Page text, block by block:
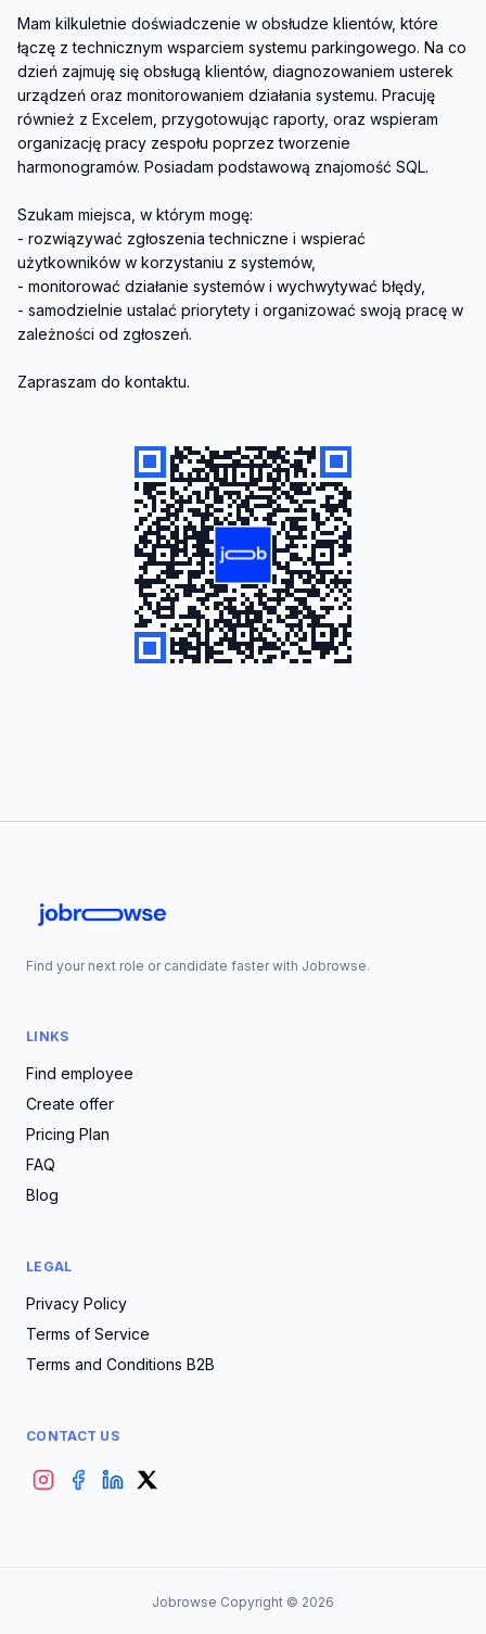
Mam kilkuletnie doświadczenie w obsłudze klientów, które
łączę z technicznym wsparciem systemu parkingowego. Na co
dzień zajmuję się obsługą klientów, diagnozowaniem usterek
urządzeń oraz monitorowaniem działania systemu. Pracuję
również z Excelem, przygotowując raporty, oraz wspieram
organizację pracy zespołu poprzez tworzenie
harmonogramów. Posiadam podstawową znajomość SQL.
Szukam miejsca, w którym mogę:
- rozwiązywać zgłoszenia techniczne i wspierać
użytkowników w korzystaniu z systemów,
- monitorować działanie systemów i wychwytywać błędy,
- samodzielnie ustalać priorytety i organizować swoją pracę w
zależności od zgłoszeń.
Zapraszam do kontaktu.
Find your next role or candidate faster with Jobrowse.
LINKS
Find employee
Create offer
Pricing Plan
FAQ
Blog
LEGAL
Privacy Policy
Terms of Service
Terms and Conditions B2B
CONTACT US
Jobrowse Copyright © 2026